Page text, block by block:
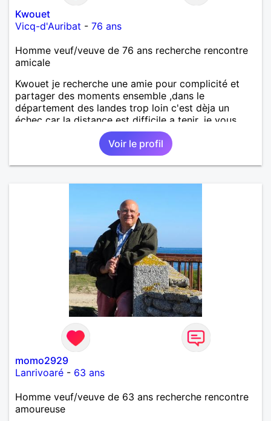
Kwouet
Vicq-d'Auribat - 76 ans
Homme veuf/veuve de 76 ans recherche rencontre
amicale
Kwouet je recherche une amie pour complicité et
partager des moments ensemble ,dans le
département des landes trop loin c'est dèja un
échec car la distance est difficile a tenir ,je vous
remercie par avance bonne journée ,
Voir le profil
momo2929
Lanrivoaré - 63 ans
Homme veuf/veuve de 63 ans recherche rencontre
amoureuse